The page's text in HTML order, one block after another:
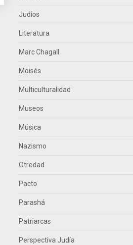
Judíos
Literatura
Marc Chagall
Moisés
Multiculturalidad
Museos
Música
Nazismo
Otredad
Pacto
Parashá
Patriarcas
Perspectiva Judía